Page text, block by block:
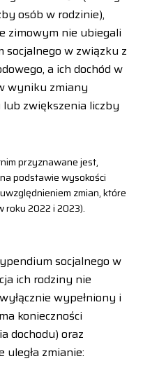
osób w rodzinie),
zimowym nie ubiegali
w związku z
a ich dochód w
wyniku zmiany
zwiększenia liczby
przyznawane jest,
podstawie wysokości
zmian, które
roku 2022 i 2023).
socjalnego w
ich rodziny nie
wypełniony i
konieczności
dochodu) oraz
zmianie: